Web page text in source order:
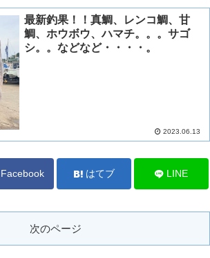
最新釣果！！真鯛、レンコ鯛、甘
鯛、ホウボウ、ハマチ。。。サゴ
シ。。などなど・・・・。
2023.06.13
Facebook はてブ LINE
次のページ